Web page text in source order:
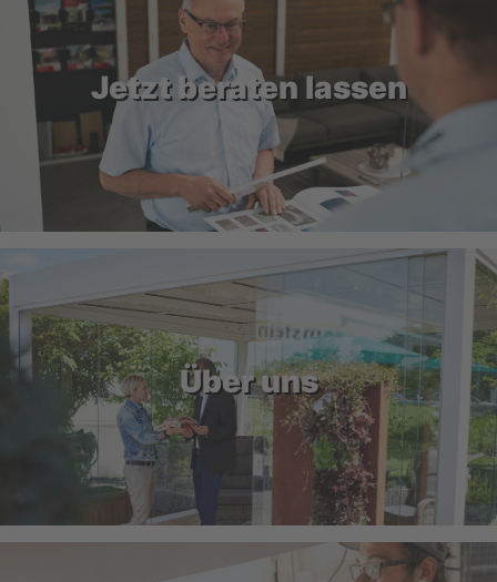
Jetzt beraten lassen
Über uns